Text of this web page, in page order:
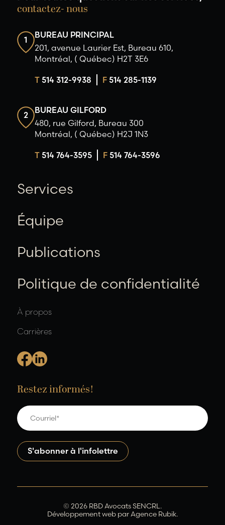
contactez- nous
1
BUREAU PRINCIPAL
201, avenue Laurier Est, Bureau 610,
Montréal, ( Québec) H2T 3E6
T514 312-9938 F514 285-1139
2
BUREAU GILFORD
480, rue Gilford, Bureau 300
Montréal, ( Québec) H2J 1N3
T514 764-3595 F514 764-3596
Services
Équipe
Publications
Politique de confidentialité
À propos
Carrières
Restez informés!
© 2026 RBD Avocats SENCRL.
Développement web parAgence Rubik.